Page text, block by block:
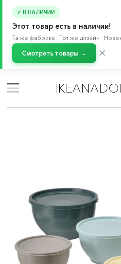
✓ В НАЛИЧИИ
Этот товар есть в наличии!
Та же фабрика · Тот же дизайн ·
Смотреть товары → ✕
Контейнеры и емкости для
Контейнеры для продуктов